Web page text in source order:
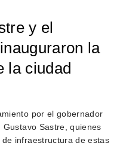
y el
la
la ciudad
por el gobernador
Sastre, quienes
infraestructura de estas